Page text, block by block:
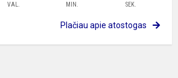
VAL. MIN. SEK.
Plačiau apie atostogas